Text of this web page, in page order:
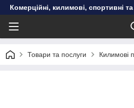
Комерційні, килимові, спортивні
Товари та послуги Килимові